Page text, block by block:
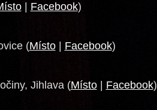
| Facebook)
(Místo| Facebook)
Jihlava (Místo| Facebook)